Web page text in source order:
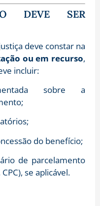
DEVE SER
deve constar na
ou em recurso,
incluir:
sobre a
do benefício;
de parcelamento
se aplicável.